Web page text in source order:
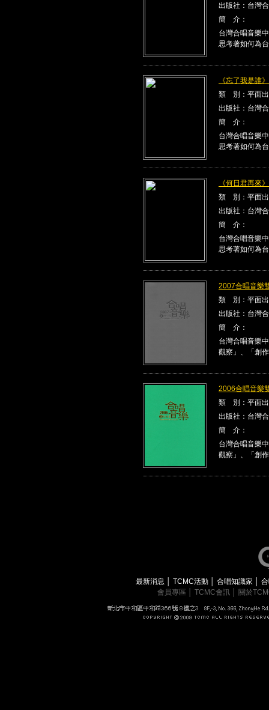
出版社：台灣
簡 介：
台灣合唱音樂
思考著如何為
《忘了我是誰
類 別：平面
出版社：台灣
簡 介：
台灣合唱音樂
思考著如何為
《何日君再來
類 別：平面
出版社：台灣
簡 介：
台灣合唱音樂
思考著如何為
2007合唱音樂
類 別：平面
出版社：台灣
簡 介：
台灣合唱音樂
觀察」、「創
2006合唱音樂
類 別：平面
出版社：台灣
簡 介：
台灣合唱音樂
觀察」、「創
最新消息 TCMC活動 合唱知識家
會員專區
TCMC會訊 關於